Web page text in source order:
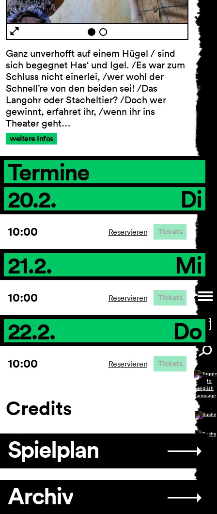
AGB
Impressum
Datenschutz
Barrierefreiheitserklärung
Ganz unverhofft auf einem Hügel / sind
sich begegnet Has‘ und Igel. /Es war zum
Schluss nicht einerlei, /wer wohl der
Schnell’re von den beiden sei! /Das
Langohr oder Stacheltier? /Doch wer
gewinnt, erfahret ihr, /wenn ihr ins
Theater geht…
weitere Infos
Termine
20.2.
Di
10:00 Reservieren Tickets
21.2. Mi
10:00 Reservieren Tickets
22.2. Do
10:00 Reservieren Tickets
Credits
Spielplan
Archiv